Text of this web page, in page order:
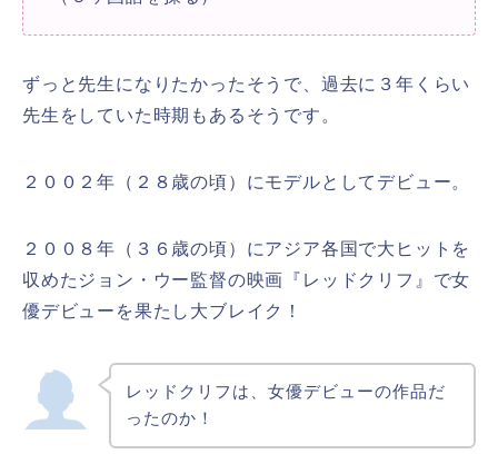
ずっと先生になりたかったそうで、過去に３年くらい
先生をしていた時期もあるそうです。
２００２年（２８歳の頃）にモデルとしてデビュー。
２００８年（３６歳の頃）にアジア各国で大ヒットを
収めたジョン・ウー監督の映画『レッドクリフ』で女
優デビューを果たし大ブレイク！
レッドクリフは、女優デビューの作品だ
ったのか！